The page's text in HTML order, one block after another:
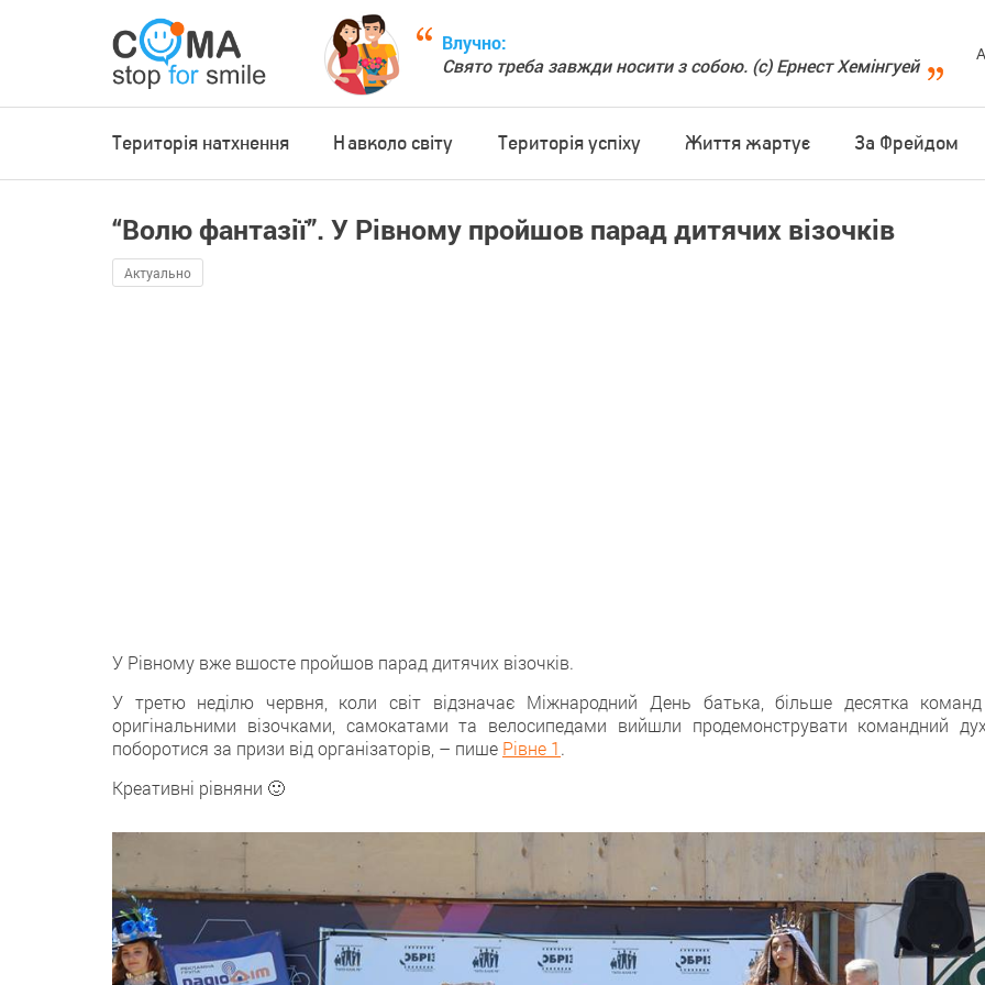
Влучно:
Свято треба завжди носити з собою. (с) Ернест Хемінгуей
Територія натхнення Навколо світу Територія успіху Життя жартує За Фрейдом
“Волю фантазії”. У Рівному пройшов парад дитячих візочків
Актуально
У Рівному вже вшосте пройшов парад дитячих візочків.
У третю неділю червня, коли світ відзначає Міжнародний День батька, більше десятка
оригінальними візочками, самокатами та велосипедами вийшли продемонструвати командний
поборотися за призи від організаторів, – пише Рівне 1.
Креативні рівняни 🙂